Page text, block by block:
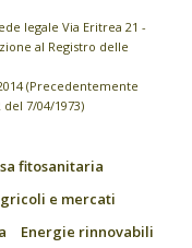
legale Via Eritrea 21 -
al Registro delle
(Precedentemente
7/04/1973)
fitosanitaria
e mercati
Energie rinnovabili